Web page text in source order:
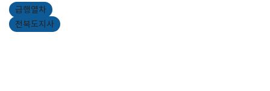
급행열차
전북도지사